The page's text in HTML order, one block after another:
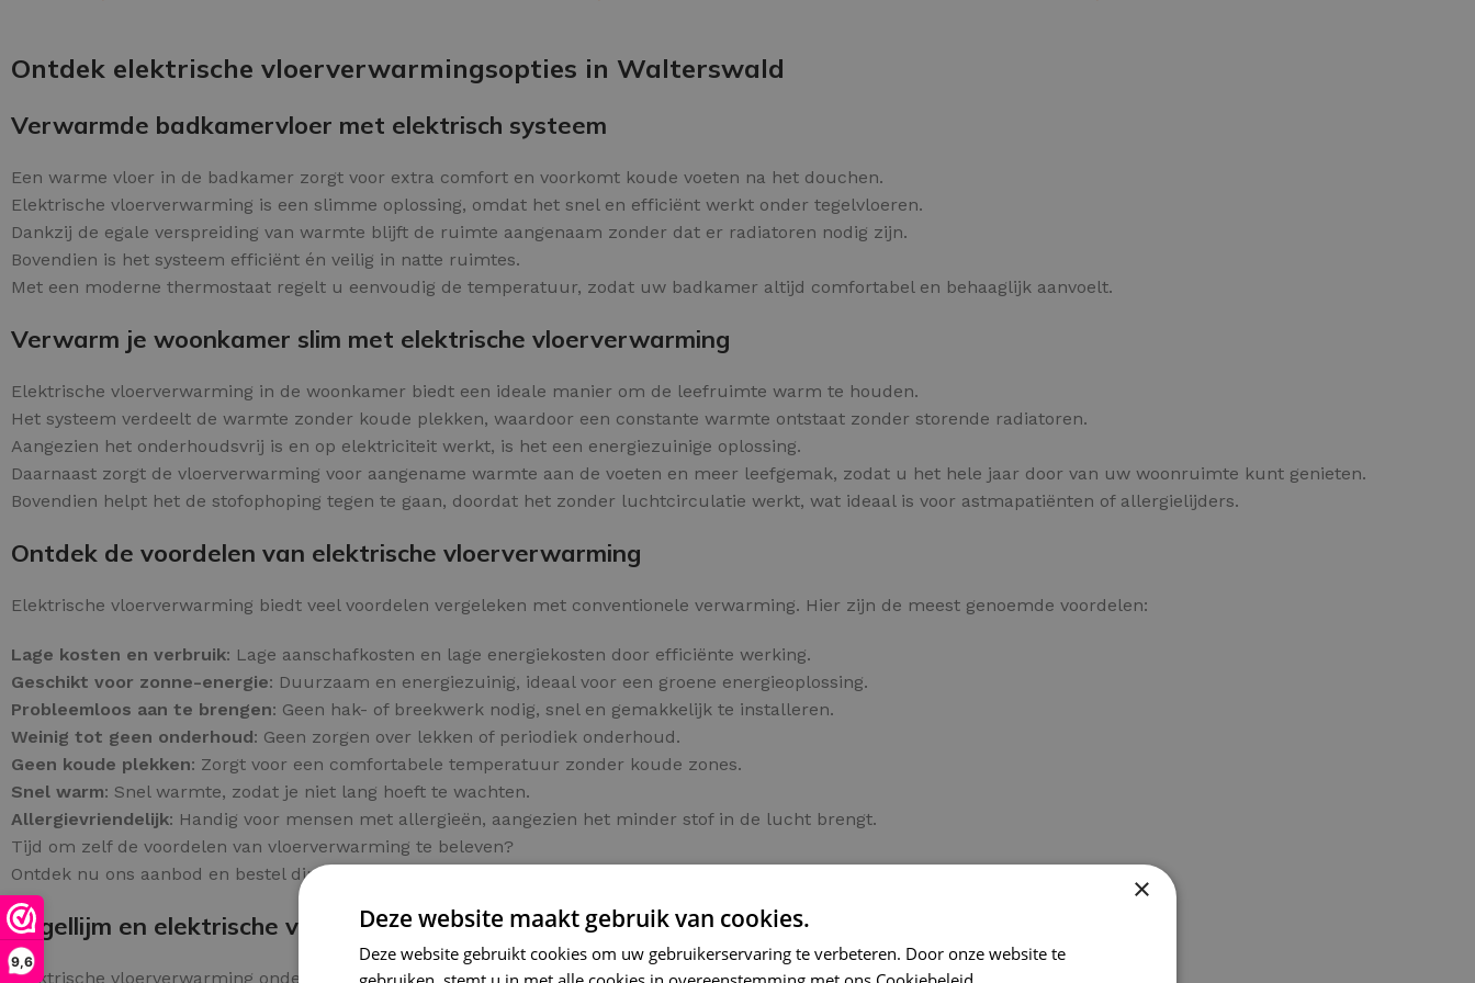
9,6
Gietvloer Epoxy
Ontdek elektrische vloerverwarmingsopties in Walterswald
Verwarmde badkamervloer met elektrisch systeem
Een warme vloer in de badkamer zorgt voor extra comfort en voorkomt koude voeten na het douchen.
Elektrische vloerverwarming is een slimme oplossing, omdat het snel en efficiënt werkt onder tegelvloeren.
Dankzij de egale verspreiding van warmte blijft de ruimte aangenaam zonder dat er radiatoren nodig zijn.
Bovendien is het systeem efficiënt én veilig in natte ruimtes.
Met een moderne thermostaat regelt u eenvoudig de temperatuur, zodat uw badkamer altijd comfortabel en behaaglijk aanvoelt.
Verwarm je woonkamer slim met elektrische vloerverwarming
Elektrische vloerverwarming in de woonkamer biedt een ideale manier om de leefruimte warm te houden.
Het systeem verdeelt de warmte zonder koude plekken, waardoor een constante warmte ontstaat zonder storende radiatoren.
Aangezien het onderhoudsvrij is en op elektriciteit werkt, is het een energiezuinige oplossing.
Daarnaast zorgt de vloerverwarming voor aangename warmte aan de voeten en meer leefgemak, zodat u het hele jaar door van uw woonruimte kunt genieten.
Bovendien helpt het de stofophoping tegen te gaan, doordat het zonder luchtcirculatie werkt, wat ideaal is voor astmapatiënten of allergielijders.
Ontdek de voordelen van elektrische vloerverwarming
Elektrische vloerverwarming biedt veel voordelen vergeleken met conventionele verwarming. Hier zijn de meest genoemde voordelen:
Lage kosten en verbruik: Lage aanschafkosten en lage energiekosten door efficiënte werking.
Geschikt voor zonne-energie: Duurzaam en energiezuinig, ideaal voor een groene energieoplossing.
Probleemloos aan te brengen: Geen hak- of breekwerk nodig, snel en gemakkelijk te installeren.
Weinig tot geen onderhoud: Geen zorgen over lekken of periodiek onderhoud.
Geen koude plekken: Zorgt voor een comfortabele temperatuur zonder koude zones.
Snel warm: Snel warmte, zodat je niet lang hoeft te wachten.
Allergievriendelijk: Handig voor mensen met allergieën, aangezien het minder stof in de lucht brengt.
Tijd om zelf de voordelen van vloerverwarming te beleven?
Ontdek nu ons aanbod en bestel direct online!
Tegellijm en elektrische vloerverwarming
Elektrische vloerverwarming onder tegels biedt een slimme oplossing voor tegelvloeren.
×
Deze website maakt gebruik van cookies.
Deze website gebruikt cookies om uw gebruikerservaring te verbeteren. Door onze website te